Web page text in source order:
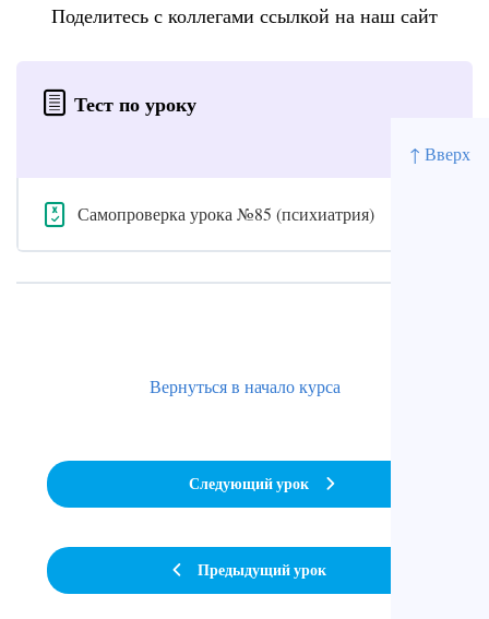
↑ Вверх
Поделитесь с коллегами ссылкой на наш сайт
Тест по уроку
Самопроверка урока №85 (психиатрия)
Предыдущий урок
Вернуться в начало курса
Следующий урок